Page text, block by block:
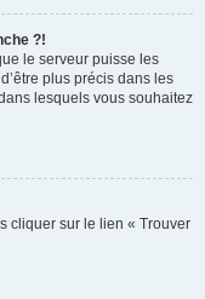
?!
le serveur puisse les
plus précis dans les
lesquels vous souhaitez
cliquer sur le lien « Trouver